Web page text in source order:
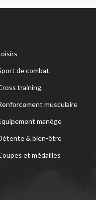
de combat
training
musculaire
manège
& bien-être
et médailles